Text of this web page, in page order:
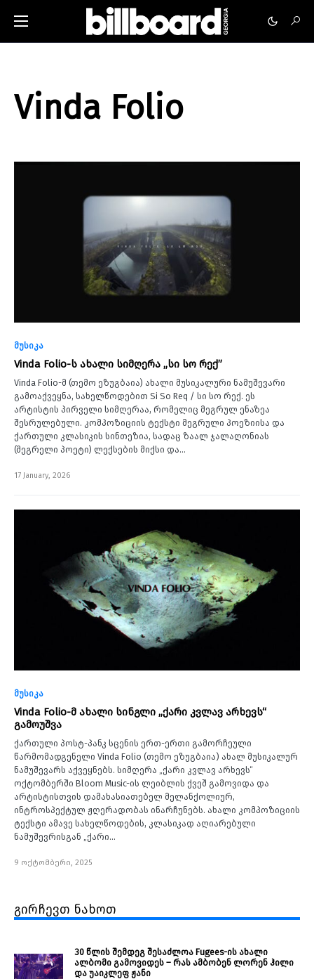
Vinda Folio
მუსიკა
Vinda Folio-ს ახალი სიმღერა „სი სო რექ”
Vinda Folio-მ (თემო ეზუგბაია) ახალი მუსიკალური ნამუშევარი
გამოაქვეყნა, სახელწოდებით Si So Req / სი სო რექ. ეს
არტისტის პირველი სიმღერაა, რომელიც მეგრულ ენაზეა
შესრულებული. კომპოზიციის ტექსტი მეგრული პოეზიისა და
ქართული კლასიკის სინთეზია, სადაც ზაალ ჯალაღონიას
(მეგრელი პოეტი) ლექსების მიქსი და…
17 January, 2026
მუსიკა
Vinda Folio-მ ახალი სინგლი „ქარი კვლავ არხევს“
გამოუშვა
ქართული პოსტ-პანკ სცენის ერთ-ერთი გამორჩეული
წარმომადგენელი Vinda Folio (თემო ეზუგბაია) ახალ მუსიკალურ
ნამუშევარს აქვეყნებს. სიმღერა „ქარი კვლავ არხევს“
ოქტომბერში Bloom Music-ის ლეიბლის ქვეშ გამოვიდა და
არტისტისთვის დამახასიათებელ მელანქოლიურ,
ინტროსპექტულ ჟღერადობას ინარჩუნებს. ახალი კომპოზიციის
ტექსტი ამავე სახელწოდების, კლასიკად აღიარებული
ნამუშევრისგან „ქარი…
9 ოქტომბერი, 2025
გირჩევთ ნახოთ
30 წლის შემდეგ შესაძლოა Fugees-ის ახალი
ალბომი გამოვიდეს – რას ამბობენ ლორენ ჰილი
და უაიკლეფ ჟანი